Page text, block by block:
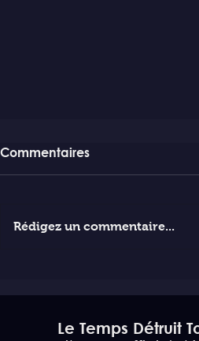
Commentaires
Rédigez un commentaire...
Le Temps Détruit